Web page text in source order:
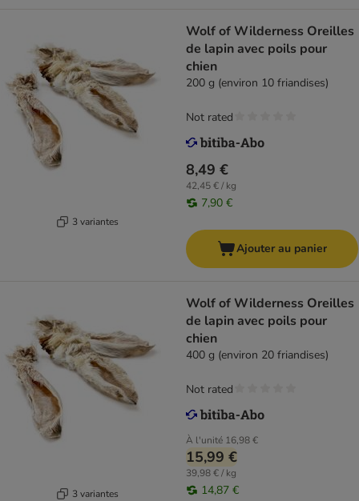
3 variantes
Wolf of Wilderness Oreilles
de lapin avec poils pour
chien
200 g (environ 10 friandises)
8,49 €
42,45 € / kg
7,90 €
Not rated
Ajouter au panier
3 variantes
Wolf of Wilderness Oreilles
de lapin avec poils pour
chien
400 g (environ 20 friandises)
À l'unité 16,98 €
15,99 €
39,98 € / kg
14,87 €
Not rated